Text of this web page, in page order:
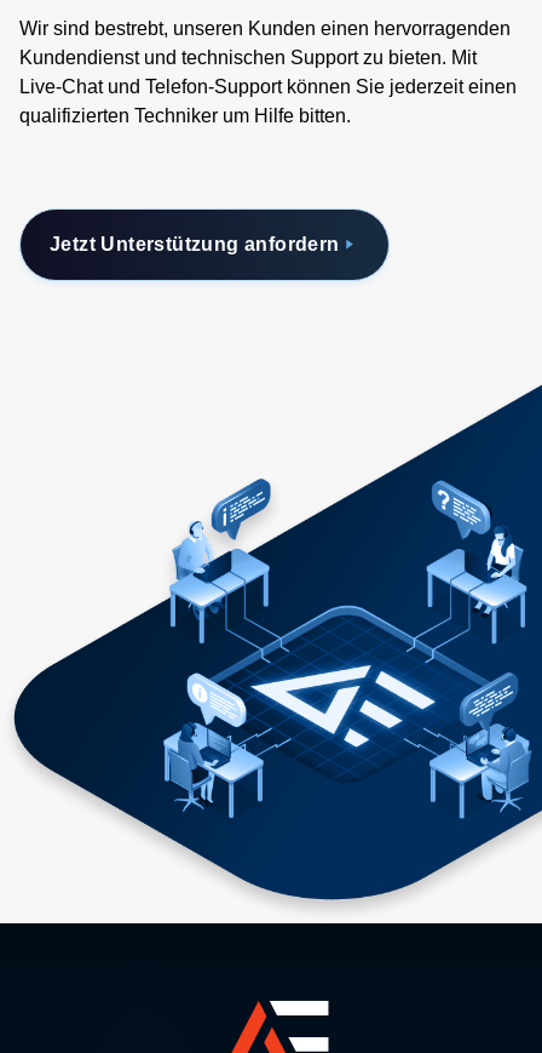
Wir sind bestrebt, unseren Kunden einen hervorragenden
Kundendienst und technischen Support zu bieten. Mit
Live-Chat und Telefon-Support können Sie jederzeit einen
qualifizierten Techniker um Hilfe bitten.
Jetzt Unterstützung anfordern